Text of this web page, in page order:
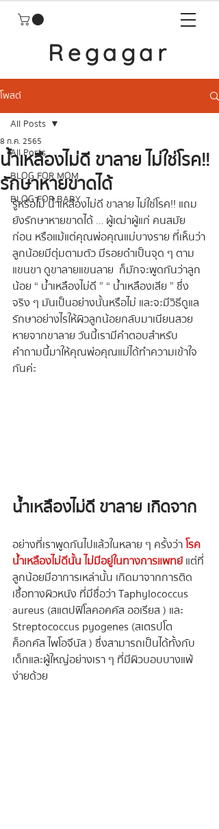
Regagar
โพสต์
All Posts
BLOG FOR MOM
BLOG FOR BABY
All Posts
น้ำเหลืองไม่ดี ขาลาย ไม่ใช่โรค!!
รักษาหายขาดได้
8 ก.ค. 2565
รู้หรือไม่ น้ำเหลืองไม่ดี ขาลาย ไม่ใช่โรค!! แถม
ยังรักษาหายขาดได้ … ผู้เฒ่าผู้แก่ คนสมัย
ก่อน หรือแม้แต่คุณพ่อคุณแม่บางราย ที่เห็นว่า
ลูกน้อยมีตุ่มตามตัว มีรอยดำเป็นจุด ๆ ตาม
แขนขา ดูขาลายแขนลาย  ก็มักจะพูดกันว่าลูก
น้อย “ น้ำเหลืองไม่ดี ” “ น้ำเหลืองเสีย ” ซึ่ง
จริง ๆ มันเป็นอย่างนั้นหรือไม่ และจะมีวิธีดูแล
รักษาอย่างไรให้ผิวลูกน้อยกลับมาเนียนสวย
หายจากขาลาย วันนี้เรามีคำตอบสำหรับ
คำถามนี้มาให้คุณพ่อคุณแม่ได้ทำความเข้าใจ
กันค่ะ
น้ำเหลืองไม่ดี ขาลาย เกิดจาก
อย่างที่เราพูดกันไปแล้วในหลาย ๆ ครั้งว่า โรค
น้ำเหลืองไม่ดีนั้น ไม่มีอยู่ในทางการแพทย์ แต่ที่
ลูกน้อยมีอาการเหล่านั้น เกิดมาจากการติด
เชื้อทางผิวหนัง ที่มีชื่อว่า Taphylococcus
aureus (สแตปฟิโลคอคคัส ออเรียส ) และ
Streptococcus pyogenes (สเตรปโต
ค็อกคัส ไพโอจีนัส ) ซึ่งสามารถเป็นได้ทั้งกับ
เด็กและผู้ใหญ่อย่างเรา ๆ ที่มีผิวบอบบางแพ้
ง่ายด้วย